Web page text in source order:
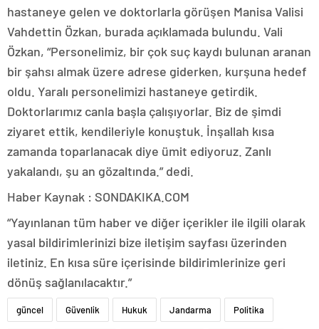
hastaneye gelen ve doktorlarla görüşen Manisa Valisi
Vahdettin Özkan, burada açıklamada bulundu. Vali
Özkan, “Personelimiz, bir çok suç kaydı bulunan aranan
bir şahsı almak üzere adrese giderken, kurşuna hedef
oldu. Yaralı personelimizi hastaneye getirdik.
Doktorlarımız canla başla çalışıyorlar. Biz de şimdi
ziyaret ettik, kendileriyle konuştuk. İnşallah kısa
zamanda toparlanacak diye ümit ediyoruz. Zanlı
yakalandı, şu an gözaltında.” dedi.
Haber Kaynak : SONDAKIKA.COM
“Yayınlanan tüm haber ve diğer içerikler ile ilgili olarak
yasal bildirimlerinizi bize iletişim sayfası üzerinden
iletiniz. En kısa süre içerisinde bildirimlerinize geri
dönüş sağlanılacaktır.”
güncel Güvenlik Hukuk Jandarma Politika